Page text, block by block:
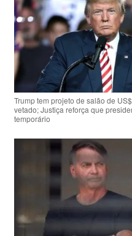
Trump tem projeto de salão de
vetado; Justiça reforça que
temporário